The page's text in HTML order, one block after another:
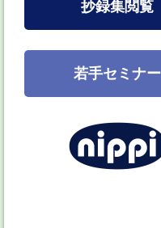
抄録集閲覧
若手セミナー